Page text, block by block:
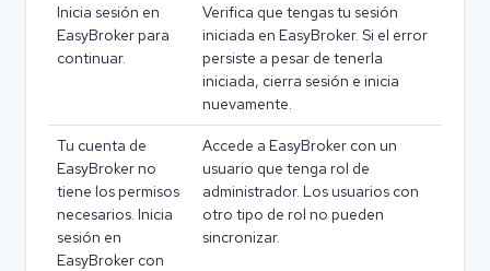
Inicia sesión en
EasyBroker para
continuar.
Verifica que tengas tu sesión
iniciada en EasyBroker. Si el error
persiste a pesar de tenerla
iniciada, cierra sesión e inicia
nuevamente.
Tu cuenta de
EasyBroker no
tiene los permisos
necesarios. Inicia
sesión en
EasyBroker con
Accede a EasyBroker con un
usuario que tenga rol de
administrador. Los usuarios con
otro tipo de rol no pueden
sincronizar.